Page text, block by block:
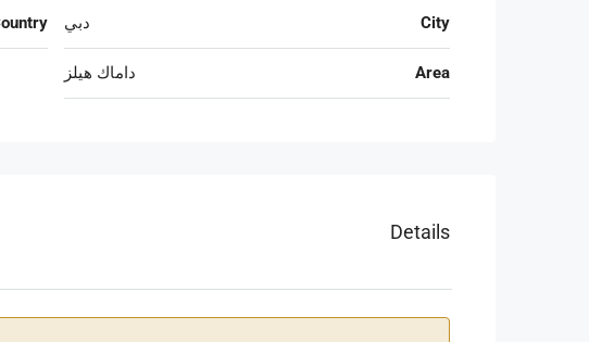
City دبي
Area داماك هيلز
Details